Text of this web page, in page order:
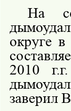
На
округе
2010 г
заверил